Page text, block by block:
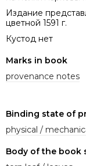
Издание
цветной 1591 г.
Кустод нет
Marks in book
provenance notes
Binding state of
physical /
Body of the book